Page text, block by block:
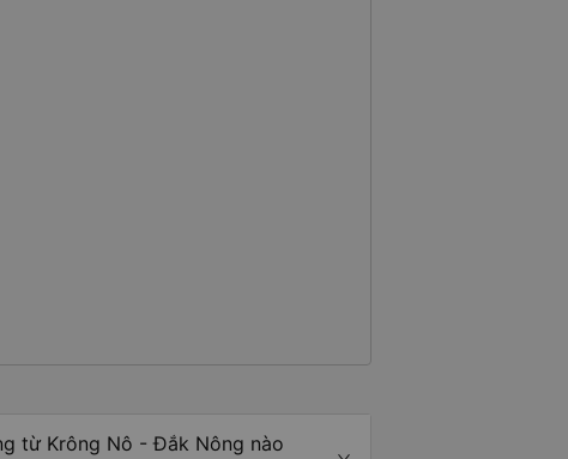
từ Krông Nô - Đắk Nông nào